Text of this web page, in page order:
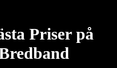
Priser på